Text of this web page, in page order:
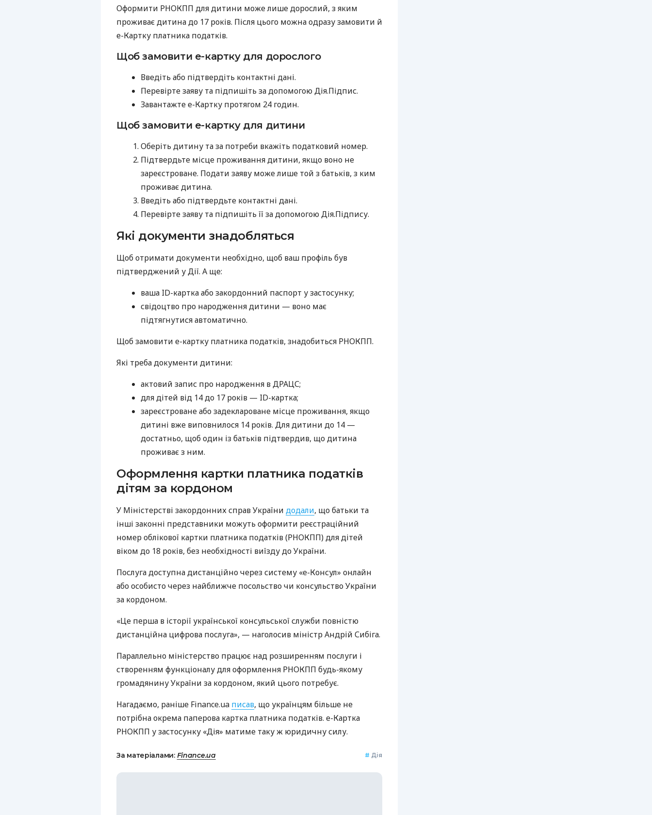
Оформити РНОКПП для дитини може лише дорослий, з яким
проживає дитина до 17 років. Після цього можна одразу замовити й
е-Картку платника податків.
Щоб замовити е-картку для дорослого
Введіть або підтвердіть контактні дані.
Перевірте заяву та підпишіть за допомогою Дія.Підпис.
Завантажте е-Картку протягом 24 годин.
Щоб замовити е-картку для дитини
Оберіть дитину та за потреби вкажіть податковий номер.
Підтвердьте місце проживання дитини, якщо воно не
зареєстроване. Подати заяву може лише той з батьків, з ким
проживає дитина.
Введіть або підтвердьте контактні дані.
Перевірте заяву та підпишіть її за допомогою Дія.Підпису.
Які документи знадобляться
Щоб отримати документи необхідно, щоб ваш профіль був
підтверджений у Дії. А ще:
ваша ID-картка або закордонний паспорт у застосунку;
свідоцтво про народження дитини — воно має
підтягнутися автоматично.
Щоб замовити е-картку платника податків, знадобиться РНОКПП.
Які треба документи дитини:
актовий запис про народження в ДРАЦС;
для дітей від 14 до 17 років — ID-картка;
зареєстроване або задеклароване місце проживання, якщо
дитині вже виповнилося 14 років. Для дитини до 14 —
достатньо, щоб один із батьків підтвердив, що дитина
проживає з ним.
Оформлення картки платника податків
дітям за кордоном
У Міністерстві закордонних справ України додали, що батьки та
інші законні представники можуть оформити реєстраційний
номер облікової картки платника податків (РНОКПП) для дітей
віком до 18 років, без необхідності виїзду до України.
Послуга доступна дистанційно через систему «е-Консул» онлайн
або особисто через найближче посольство чи консульство України
за кордоном.
«Це перша в історії української консульської служби повністю
дистанційна цифрова послуга», — наголосив міністр Андрій Сибіга.
Параллельно міністерство працює над розширенням послуги і
створенням функціоналу для оформлення РНОКПП будь-якому
громадянину України за кордоном, який цього потребує.
Нагадаємо, раніше Finance.ua писав, що українцям більше не
потрібна окрема паперова картка платника податків. е-Картка
РНОКПП у застосунку «Дія» матиме таку ж юридичну силу.
За матеріалами: Finance.ua # Дія